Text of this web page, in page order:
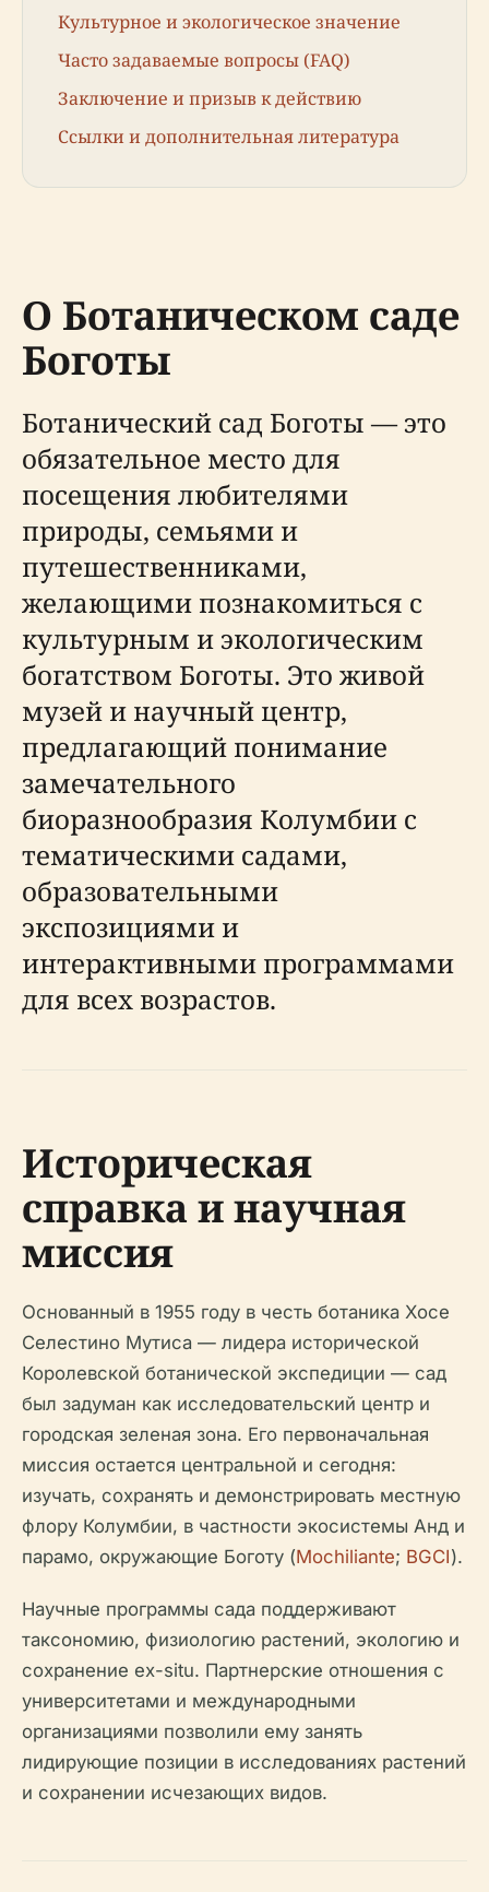
Культурное и экологическое значение
Часто задаваемые вопросы (FAQ)
Заключение и призыв к действию
Ссылки и дополнительная литература
О Ботаническом саде
Боготы
Ботанический сад Боготы — это
обязательное место для
посещения любителями
природы, семьями и
путешественниками,
желающими познакомиться с
культурным и экологическим
богатством Боготы. Это живой
музей и научный центр,
предлагающий понимание
замечательного
биоразнообразия Колумбии с
тематическими садами,
образовательными
экспозициями и
интерактивными программами
для всех возрастов.
Историческая
справка и научная
миссия
Основанный в 1955 году в честь ботаника Хосе
Селестино Мутиса — лидера исторической
Королевской ботанической экспедиции — сад
был задуман как исследовательский центр и
городская зеленая зона. Его первоначальная
миссия остается центральной и сегодня:
изучать, сохранять и демонстрировать местную
флору Колумбии, в частности экосистемы Анд и
парамо, окружающие Боготу (Mochiliante; BGCI).
Научные программы сада поддерживают
таксономию, физиологию растений, экологию и
сохранение ex-situ. Партнерские отношения с
университетами и международными
организациями позволили ему занять
лидирующие позиции в исследованиях растений
и сохранении исчезающих видов.